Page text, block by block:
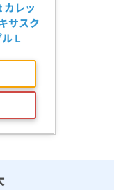
レッ
サスク
L